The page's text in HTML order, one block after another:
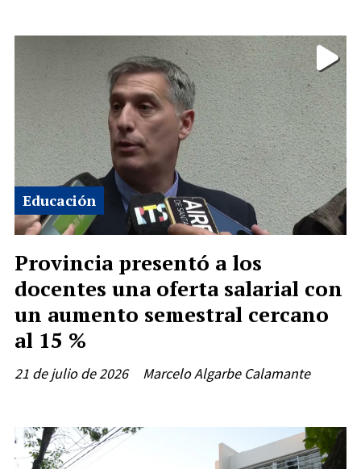
Provincia presentó a los
docentes una oferta salarial con
un aumento semestral cercano
al 15 %
Marcelo Algarbe Calamante
Educación
21 de julio de 2026